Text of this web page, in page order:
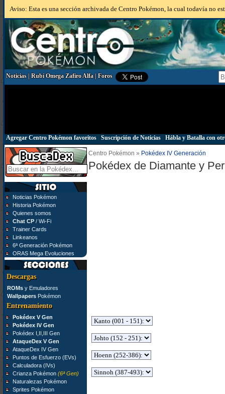
Aviso: Esta es una sección archivada de Centro Pokémon, la cual todavía no
Noticias|Rubí Omega Zafiro Alfa|Foros
Agregar Centro Pokémon favoritos| Suscripción de Noticias| Hábla y Batalla con
Noticias Pokémon
Historia Pokémon
Quienes somos
Chat CP/ Wi-Fi
Trainer Cards
Linkeanos
6ª Generación Pokémon
ORAS Mega Evoluciones
Descargas
ROMsy Emuladores
WallpapersPokémon
Entrenamiento
Pokédex V Gen
Pokédex IV Gen
Pokédex I,II,III Gen
AtaqueDex V Gen
AtaqueDex IV Gen
Puntos de Esfuerzo (EVs)
Calculadora (IVs)
Crianza Pokémon (6ª Gen)
Naturalezas Pokémon
Sprites Pokémon
Centro Pokémon » Pokédex IV Generación
Pokédex de Diamante y